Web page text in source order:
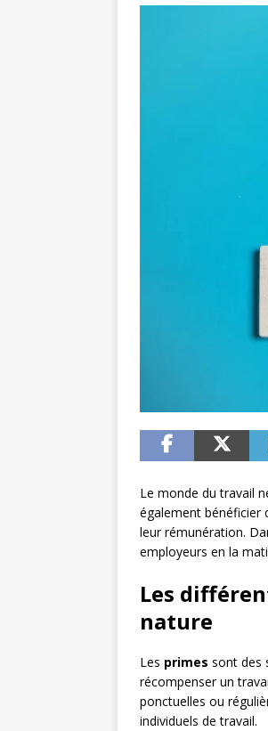
Le monde du travail
également bénéficier
leur rémunération.
employeurs en la
Les
nature
Les primes sont des
récompenser un
ponctuelles ou
individuels de travail.